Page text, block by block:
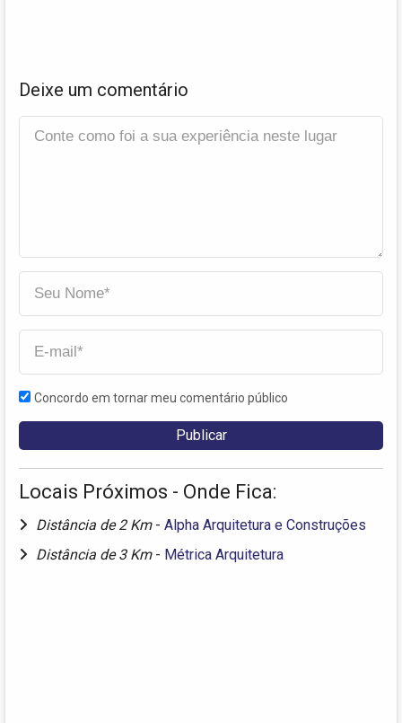
Deixe um comentário
Concordo em tornar meu comentário público
Locais Próximos - Onde Fica:
Distância de 2 Km - Alpha Arquitetura e Construções
Distância de 3 Km - Métrica Arquitetura